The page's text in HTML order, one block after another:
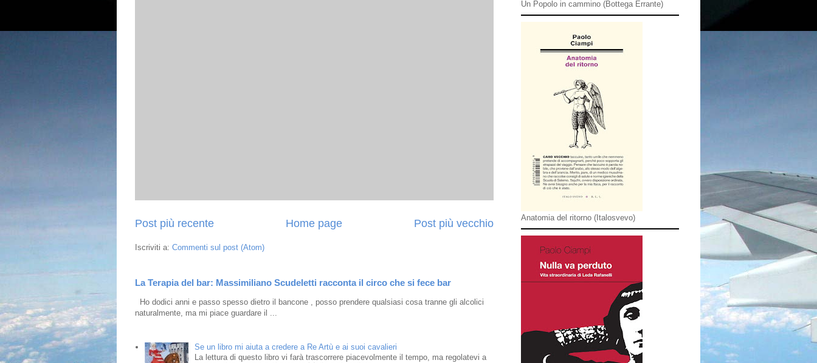
Post più recente Post più vecchio
Home page
Iscriviti a: Commenti sul post (Atom)
La Terapia del bar: Massimiliano Scudeletti racconta il circo che si fece bar
Ho dodici anni e passo spesso dietro il bancone , posso prendere qualsiasi cosa tranne gli alcolici
naturalmente, ma mi piace guardare il ...
Se un libro mi aiuta a credere a Re Artù e ai suoi cavalieri
La lettura di questo libro vi farà trascorrere piacevolmente il tempo, ma regolatevi a
Un Popolo in cammino (Bottega Errante)
Anatomia del ritorno (Italosvevo)